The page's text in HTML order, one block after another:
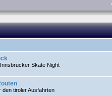
Skate Night
den tiroler Ausfahrten